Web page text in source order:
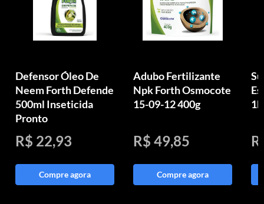
Defensor Óleo De
Neem Forth Defende
500ml Inseticida
Pronto
R$ 22,93
Compre agora
Adubo Fertilizante
Npk Forth Osmocote
15-09-12 400g
R$ 49,85
Compre agora